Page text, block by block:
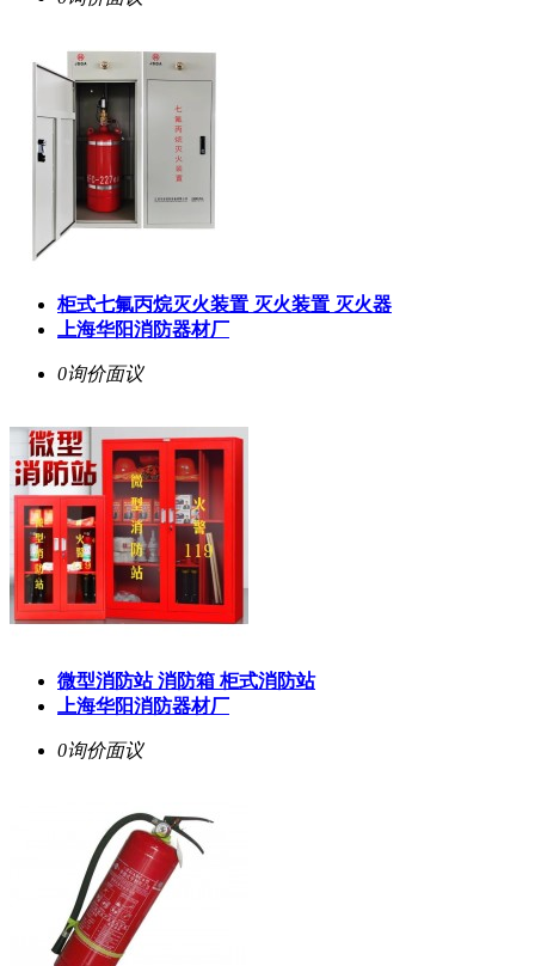
柜式七氟丙烷灭火装置 灭火装置 灭火器
上海华阳消防器材厂
0询价面议
微型消防站 消防箱 柜式消防站
上海华阳消防器材厂
0询价面议